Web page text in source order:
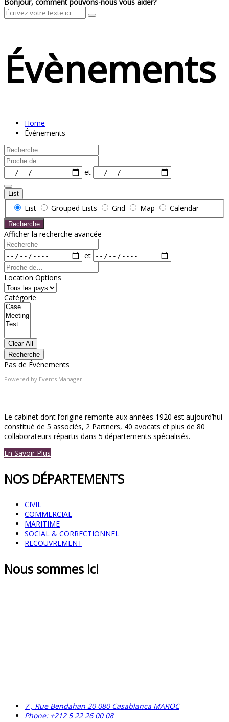
Évènements
Home
Évènements
Recherche
Proche
de…
Dates et
List
Search
Results
View
Type
List Grouped Lists Grid Map Calendar
Recherche
Afficher la recherche avancée
Recherche
Dates
et
Proche
de…
Location Options
Pays
Catégorie
Catégorie
Clear All
Recherche
Pas de Évènements
Powered by Events Manager
Le cabinet dont l’origine remonte aux années 1920 est aujourd’hui
constitué de 5 associés, 2 Partners, 40 avocats et plus de 80
collaborateurs répartis dans 5 départements spécialisés.
En Savoir Plus
NOS DÉPARTEMENTS
CIVIL
COMMERCIAL
MARITIME
SOCIAL & CORRECTIONNEL
RECOUVREMENT
Nous sommes ici
7 , Rue Bendahan 20 080 Casablanca MAROC
Phone: +212 5 22 26 00 08